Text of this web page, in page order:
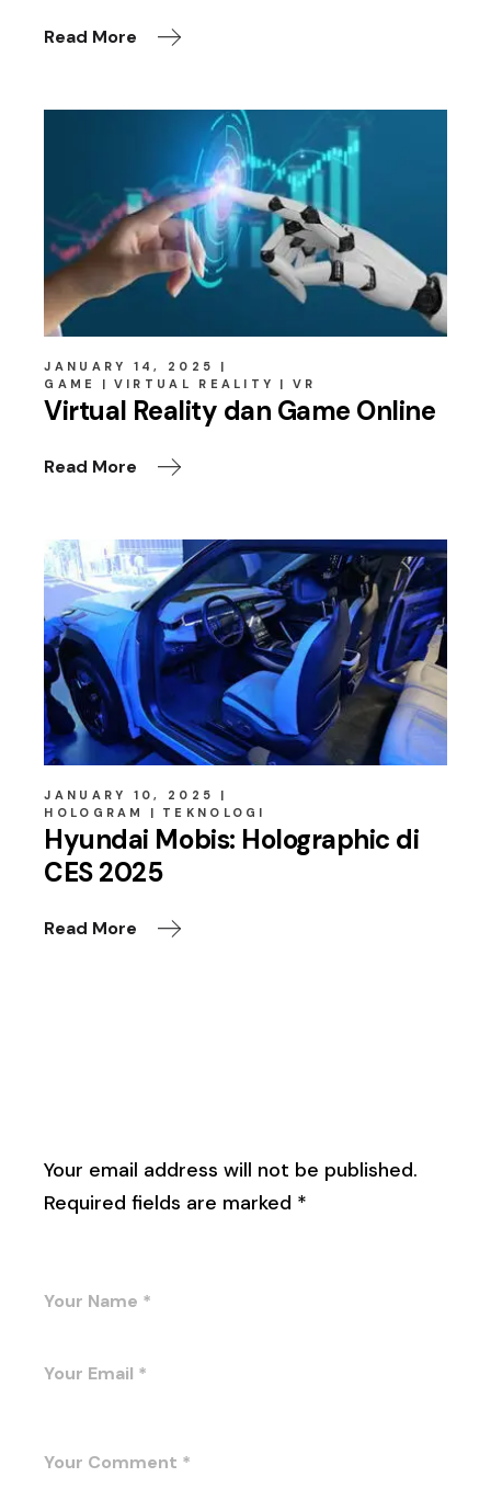
Read More
JANUARY 14, 2025
GAME
VIRTUAL REALITY VR
Virtual Reality dan Game Online
Read More
JANUARY 10, 2025
HOLOGRAM
TEKNOLOGI
Hyundai Mobis: Holographic di
CES 2025
Read More
Your email address will not be published.
Required fields are marked *